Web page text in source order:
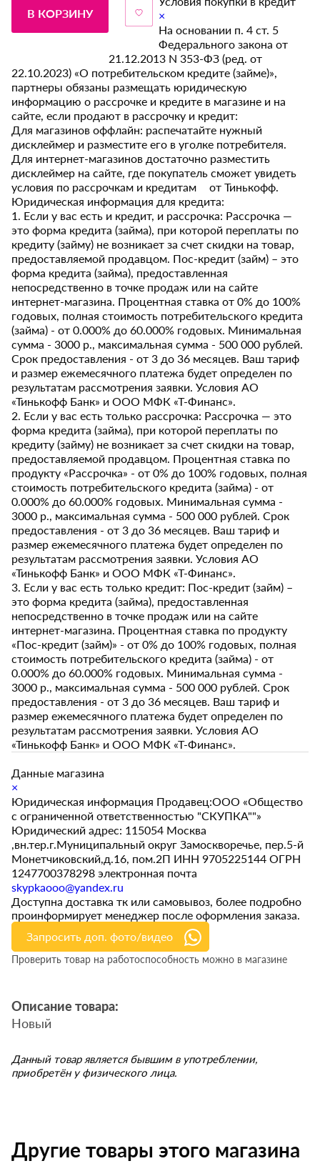
В КОРЗИНУ
×
На основании п. 4 ст. 5
Федерального закона от
21.12.2013 N 353-ФЗ (ред. от
22.10.2023) «О потребительском кредите (займе)»,
партнеры обязаны размещать юридическую
информацию о рассрочке и кредите в магазине и на
сайте, если продают в рассрочку и кредит:
Для магазинов оффлайн: распечатайте нужный
дисклеймер и разместите его в уголке потребителя.
Для интернет-магазинов достаточно разместить
дисклеймер на сайте, где покупатель сможет увидеть
условия по рассрочкам и кредитам от Тинькофф.
Юридическая информация для кредита:
1. Если у вас есть и кредит, и рассрочка: Рассрочка —
это форма кредита (займа), при которой переплаты по
кредиту (займу) не возникает за счет скидки на товар,
предоставляемой продавцом. Пос-кредит (займ) – это
форма кредита (займа), предоставленная
непосредственно в точке продаж или на сайте
интернет-магазина. Процентная ставка от 0% до 100%
годовых, полная стоимость потребительского кредита
(займа) - от 0.000% до 60.000% годовых. Минимальная
сумма - 3000 р., максимальная сумма - 500 000 рублей.
Срок предоставления - от 3 до 36 месяцев. Ваш тариф
и размер ежемесячного платежа будет определен по
результатам рассмотрения заявки. Условия АО
«Тинькофф Банк» и ООО МФК «Т-Финанс».
2. Если у вас есть только рассрочка: Рассрочка — это
форма кредита (займа), при которой переплаты по
кредиту (займу) не возникает за счет скидки на товар,
предоставляемой продавцом. Процентная ставка по
продукту «Рассрочка» - от 0% до 100% годовых, полная
стоимость потребительского кредита (займа) - от
0.000% до 60.000% годовых. Минимальная сумма -
3000 р., максимальная сумма - 500 000 рублей. Срок
предоставления - от 3 до 36 месяцев. Ваш тариф и
размер ежемесячного платежа будет определен по
результатам рассмотрения заявки. Условия АО
«Тинькофф Банк» и ООО МФК «Т-Финанс».
3. Если у вас есть только кредит: Пос-кредит (займ) –
это форма кредита (займа), предоставленная
непосредственно в точке продаж или на сайте
интернет-магазина. Процентная ставка по продукту
«Пос-кредит (займ)» - от 0% до 100% годовых, полная
стоимость потребительского кредита (займа) - от
0.000% до 60.000% годовых. Минимальная сумма -
3000 р., максимальная сумма - 500 000 рублей. Срок
предоставления - от 3 до 36 месяцев. Ваш тариф и
размер ежемесячного платежа будет определен по
результатам рассмотрения заявки. Условия АО
«Тинькофф Банк» и ООО МФК «Т-Финанс».
Данные магазина
×
Юридическая информация Продавец:ООО «Общество
с ограниченной ответственностью "СКУПКА""»
Юридический адрес: 115054 Москва
,вн.тер.г.Муниципальный округ Замоскворечье, пер.5-й
Монетчиковский,д.16, пом.2П ИНН 9705225144 ОГРН
1247700378298 электронная почта
skypkaooo@yandex.ru
Доступна доставка тк или самовывоз, более подробно
проинформирует менеджер после оформления заказа.
Запросить доп. фото/видео
Проверить товар на работоспособность можно в магазине
Описание товара:
Новый
Данный товар является бывшим в употреблении,
приобретён у физического лица.
Другие товары этого магазина